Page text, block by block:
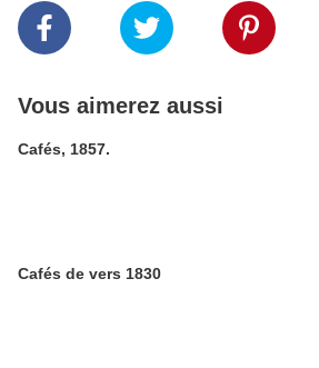
Vous aimerez aussi
Cafés, 1857.
Cafés de vers 1830